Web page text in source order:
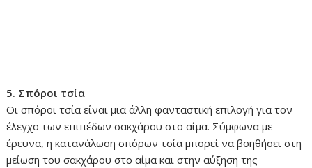
5. Σπόροι τσία
Οι σπόροι τσία είναι μια άλλη φανταστική επιλογή για τον
έλεγχο των επιπέδων σακχάρου στο αίμα. Σύμφωνα με
έρευνα, η κατανάλωση σπόρων τσία μπορεί να βοηθήσει στη
μείωση του σακχάρου στο αίμα και στην αύξηση της